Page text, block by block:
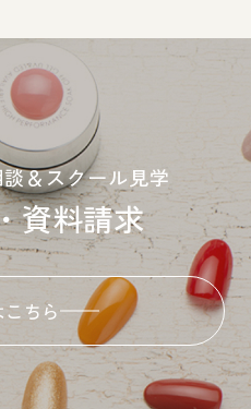
＆スクール見学
資料請求
こちら